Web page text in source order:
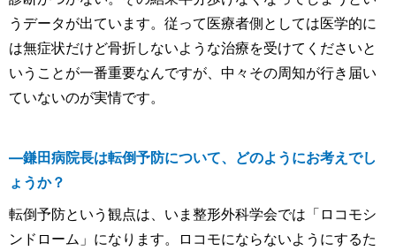
うデータが出ています。従って医療者側としては医学的に
は無症状だけど骨折しないような治療を受けてくださいと
いうことが一番重要なんですが、中々その周知が行き届い
ていないのが実情です。
―鎌田病院長は転倒予防について、どのようにお考えでし
ょうか？
転倒予防という観点は、いま整形外科学会では「ロコモシ
ンドローム」になります。ロコモにならないようにするた